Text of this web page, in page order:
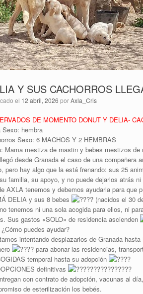
Y SUS CACHORROS
el 12 abril, 2026 porAxla_Cris
DE MOMENTO DONUT Y DELIA-
Sexo: hembra
Sexo: 6 MACHOS Y 2 HEMBRAS
Mama mestiza de mastin y bebes mestizos de
desde Granada el caso de una
pero hay algo que la está frenando: sus 25
familia, su apoyo, y no puede dejarlos atrás ni
AXLA tenemos y debemos ayudarla para que
DELIA y sus 8 bebes
(nacidos el 30
tenemos ni una sola acogida para ellos, ni
Sus gastos «SOLO» de residencia ascienden
¿Cómo puedes ayudar?
intentando desplazarlos de Granada
para abonar las residencias,
temporal hasta su adopción
definitivas
con contrato de adopción, vacunas al
de esterilización los bebés.